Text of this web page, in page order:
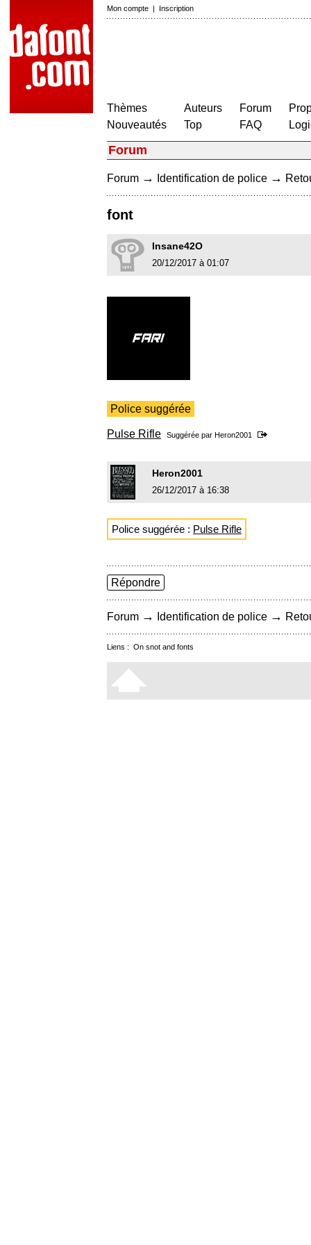
Mon compte | Inscription
Thèmes
Nouveautés
Auteurs
Top
Forum
FAQ
Forum
Forum → Identification de police →
font
Insane42O
20/12/2017 à 01:07
Police suggérée
Pulse Rifle Suggérée par Heron2001
Heron2001
26/12/2017 à 16:38
Police suggérée : Pulse Rifle
Répondre
Forum → Identification de police →
Liens : On snot and fonts